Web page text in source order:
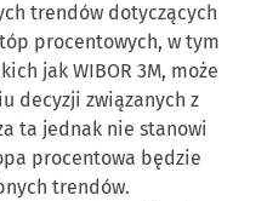
trendów dotyczących
procentowych, w tym
jak WIBOR 3M, może
decyzji związanych z
ta jednak nie stanowi
procentowa będzie
trendów.